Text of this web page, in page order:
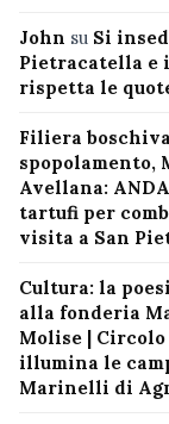
John su Si
Pietracatella e
rispetta le
Filiera
spopolamento,
Avellana:
tartufi per
visita a San
Cultura: la
alla fonderia
Molise | Circolo
illumina le
Marinelli di